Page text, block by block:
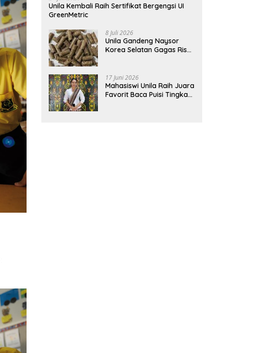
Unila Kembali Raih Sertifikat Bergengsi UI
GreenMetric
8 Juli 2026
Unila Gandeng Naysor
Korea Selatan Gagas Riset
17 Juni 2026
Mahasiswi Unila Raih Juara
Favorit Baca Puisi Tingkat